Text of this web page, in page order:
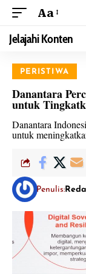
Aa
Jelajahi Konten
PERISTIWA
Danantara
untuk
Danantara
untuk
Penulis: